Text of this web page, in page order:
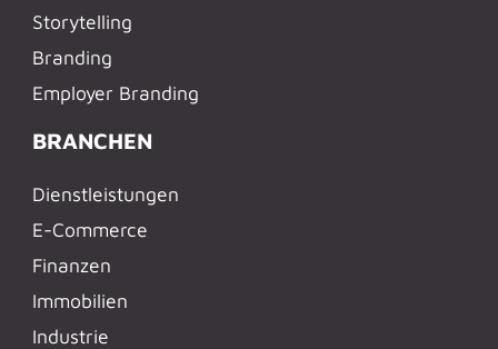
Storytelling
Branding
Employer Branding
BRANCHEN
Dienstleistungen
E-Commerce
Finanzen
Immobilien
Industrie